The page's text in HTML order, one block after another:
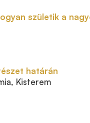
születik a
határán
Kisterem